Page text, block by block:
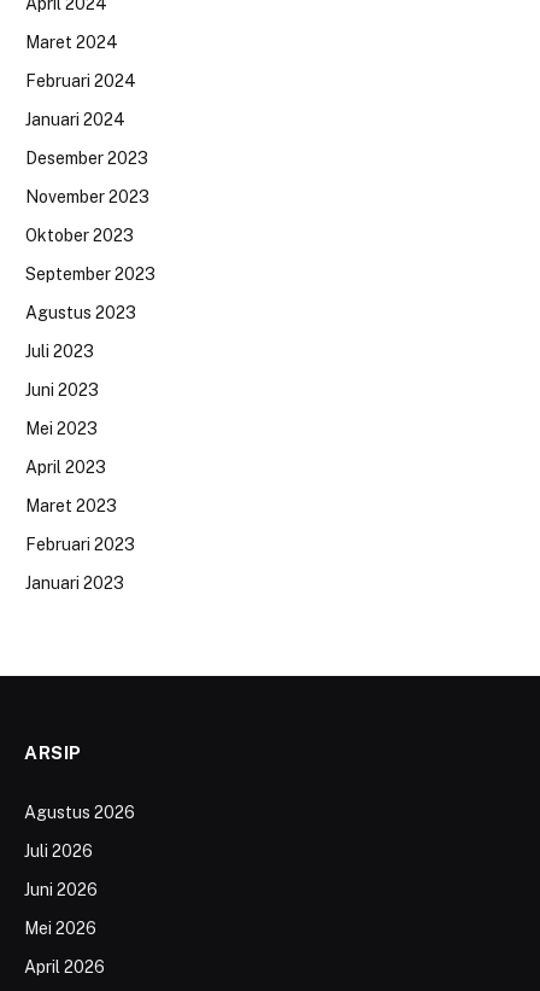
Maret 2024
Februari 2024
Januari 2024
Desember 2023
November 2023
Oktober 2023
September 2023
Agustus 2023
Juli 2023
Juni 2023
Mei 2023
April 2023
Maret 2023
Februari 2023
Januari 2023
ARSIP
Agustus 2026
Juli 2026
Juni 2026
Mei 2026
April 2026